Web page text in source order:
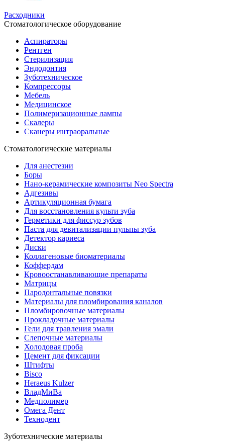
Расходники
Стоматологическое оборудование
Аспираторы
Рентген
Стерилизация
Эндодонтия
Зуботехническое
Компрессоры
Мебель
Медицинское
Полимеризационные лампы
Скалеры
Сканеры интраоральные
Стоматологические материалы
Для анестезии
Боры
Нано-керамические композиты Neo Spectra
Адгезивы
Артикуляционная бумага
Для восстановления культи зуба
Герметики для фиссур зубов
Паста для девитализации пульпы зуба
Детектор кариеса
Диски
Коллагеновые биоматериалы
Коффердам
Кровоостанавливающие препараты
Матрицы
Пародонтальные повязки
Материалы для пломбирования каналов
Пломбировочные материалы
Прокладочные материалы
Гели для травления эмали
Слепочные материалы
Холодовая проба
Цемент для фиксации
Штифты
Bisco
Heraeus Kulzer
ВладМиВа
Медполимер
Омега Дент
Технодент
Зуботехнические материалы